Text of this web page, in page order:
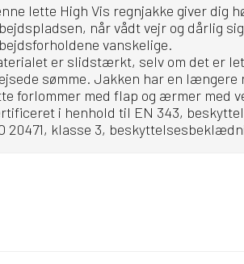
lette High Vis regnjakke giver dig
når vådt vejr og dårlig
vanskelige.
er slidstærkt, selv om det er
sømme. Jakken har en længere
forlommer med flap og ærmer med
i henhold til EN 343,
20471, klasse 3,